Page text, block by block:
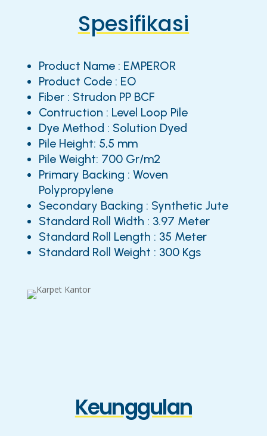
Spesifikasi
Product Name : EMPEROR
Product Code : EO
Fiber : Strudon PP BCF
Contruction : Level Loop Pile
Dye Method : Solution Dyed
Pile Height: 5,5 mm
Pile Weight: 700 Gr/m2
Primary Backing : Woven
Polypropylene
Secondary Backing : Synthetic Jute
Standard Roll Width : 3.97 Meter
Standard Roll Length : 35 Meter
Standard Roll Weight : 300 Kgs
Keunggulan